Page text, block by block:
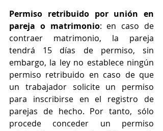
Permiso retribuido por unión en
pareja o matrimonio: en caso de
contraer matrimonio, la pareja
tendrá 15 días de permiso, sin
embargo, la ley no establece ningún
permiso retribuido en caso de que
un trabajador solicite un permiso
para inscribirse en el registro de
parejas de hecho. Por tanto, sólo
procede conceder un permiso